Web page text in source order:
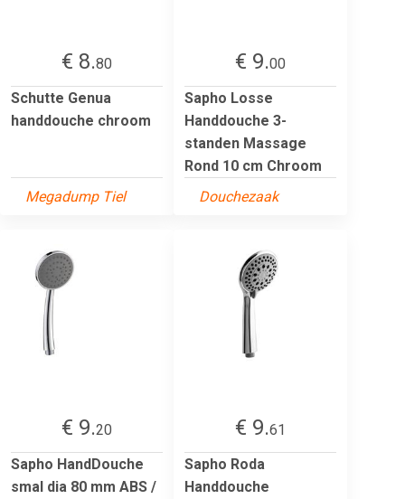
€ 8.80
Schutte Genua
handdouche chroom
Megadump Tiel
€ 9.00
Sapho Losse
Handdouche 3-
standen Massage
Rond 10 cm Chroom
Douchezaak
€ 9.20
Sapho HandDouche
smal dia 80 mm ABS /
€ 9.61
Sapho Roda
Handdouche